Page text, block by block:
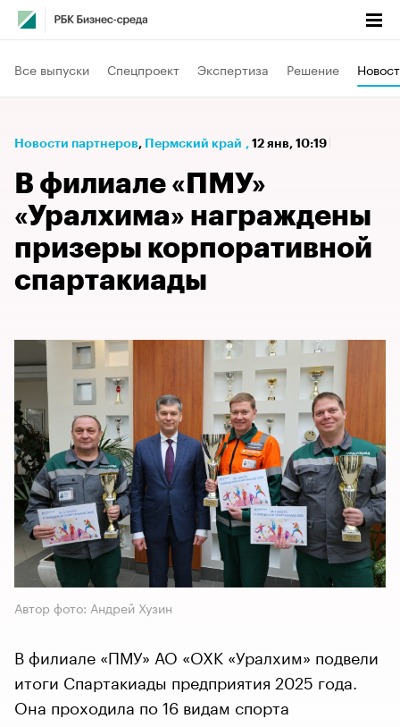
Все выпуски Спецпроект Экспертиза Решение
Новости партнеров⁠, Пермский край , 12 янв, 10:19
В филиале «ПМУ»
«Уралхима» награждены
призеры корпоративной
спартакиады
Автор фото: Андрей Хузин
В филиале «ПМУ» АО «ОХК «Уралхим» подвели
итоги Спартакиады предприятия 2025 года.
Она проходила по 16 видам спорта